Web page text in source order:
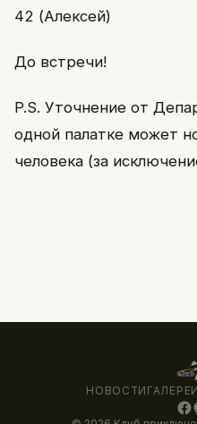
42 (Алексей)
До встречи!
P.S. Уточнение от
одной палатке может
человека (за
НОВОСТИ ГАЛЕРЕИ